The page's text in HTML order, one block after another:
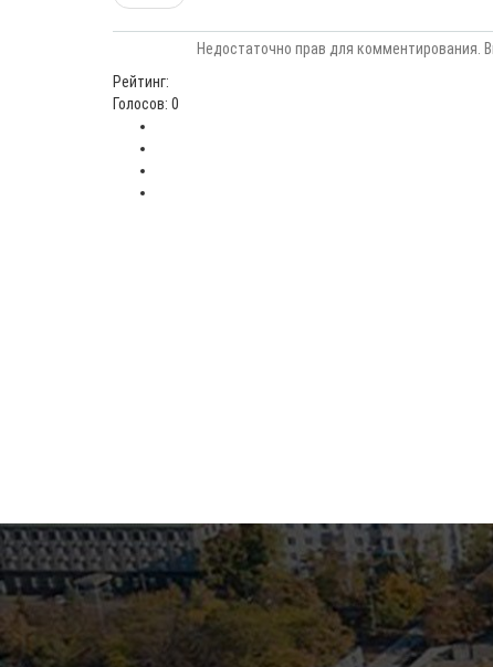
Недостаточно прав для комментирования.
Рейтинг:
Голосов: 0